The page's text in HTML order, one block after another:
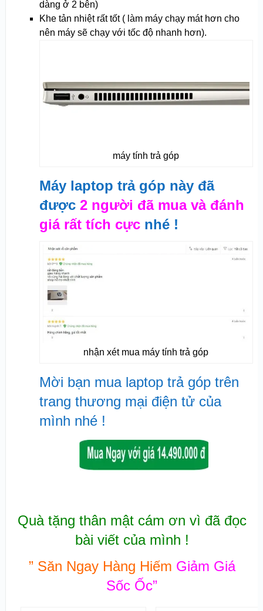
dàng ở 2 bên)
Khe tản nhiệt rất tốt ( làm máy chạy mát hơn cho
nên máy sẽ chạy với tốc độ nhanh hơn).
máy tính trả góp
Máy laptop trả góp này đã
được 2 người đã mua và đánh
giá rất tích cựcnhé !
nhận xét mua máy tính trả góp
Mời bạn mua laptop trả góp trên
trang thương mại điện tử của
mình nhé !
Quà tặng thân mật cám ơn vì đã đọc
bài viết của mình !
” Săn Ngay Hàng Hiếm Giảm Giá
Sốc Ốc”